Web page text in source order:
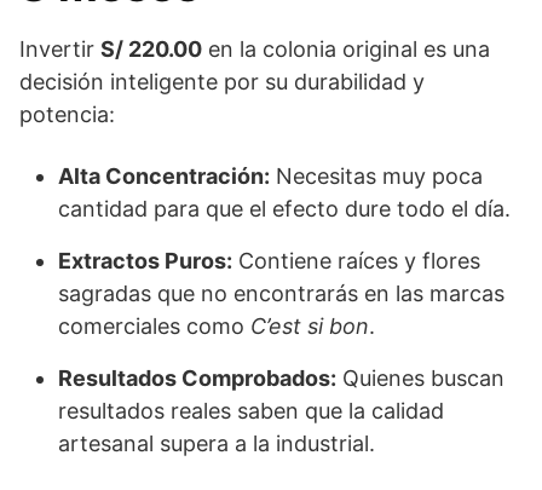
Invertir S/ 220.00 en la colonia original es una
decisión inteligente por su durabilidad y
potencia:
Alta Concentración: Necesitas muy poca
cantidad para que el efecto dure todo el día.
Extractos Puros: Contiene raíces y flores
sagradas que no encontrarás en las marcas
comerciales como C’est si bon.
Resultados Comprobados: Quienes buscan
resultados reales saben que la calidad
artesanal supera a la industrial.